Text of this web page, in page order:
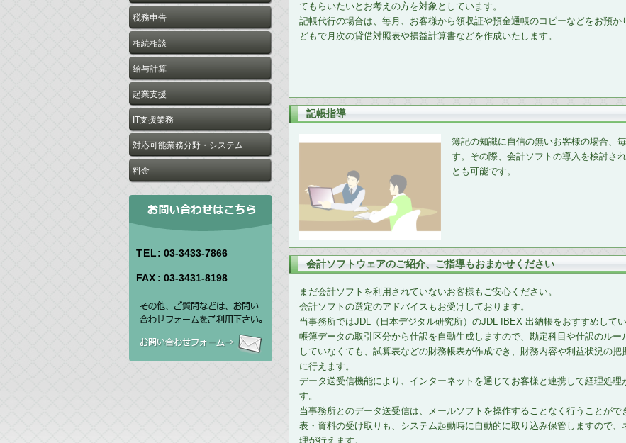
てもらいたいとお考えの方を対象としています。
記帳代行の場合は、毎月、お客様から領収証や預金通帳のコピーなどをお預か
どもで月次の貸借対照表や損益計算書などを作成いたします。
記帳指導
簿記の知識に自信の無いお客様の場合、
す。その際、会計ソフトの導入を検討さ
とも可能です。
会計ソフトウェアのご紹介、ご指導もおまかせください
まだ会計ソフトを利用されていないお客様もご安心ください。
会計ソフトの選定のアドバイスもお受けしております。
当事務所ではJDL（日本デジタル研究所）のJDL IBEX 出納帳をおすすめしてい
帳簿データの取引区分から仕訳を自動生成しますので、勘定科目や仕訳のルー
していなくても、試算表などの財務帳表が作成でき、財務内容や利益状況の把
に行えます。
データ送受信機能により、インターネットを通じてお客様と連携して経理処理
す。
当事務所とのデータ送受信は、メールソフトを操作することなく行うことが
表・資料の受け取りも、システム起動時に自動的に取り込み保管しますので
理が行えます。
税務申告
相続相談
給与計算
起業支援
IT支援業務
対応可能業務分野・システム
料金
TEL: 03-3433-7866
FAX : 03-3431-8198